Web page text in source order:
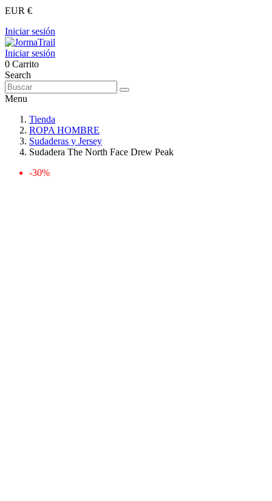
EUR €
Iniciar sesión
Iniciar sesión
0 Carrito
Search
Menu
Tienda
ROPA HOMBRE
Sudaderas y Jersey
Sudadera The North Face Drew Peak
-30%